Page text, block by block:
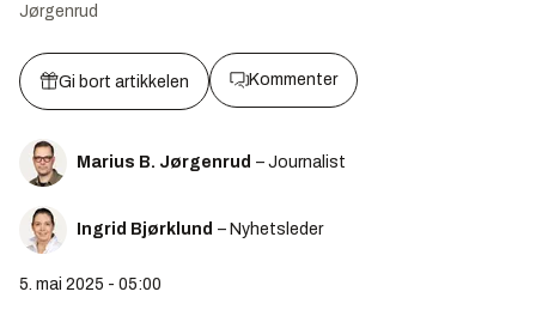
Jørgenrud
Gi bort artikkelen Kommenter
Marius B. Jørgenrud – Journalist
Ingrid Bjørklund – Nyhetsleder
5. mai 2025 - 05:00